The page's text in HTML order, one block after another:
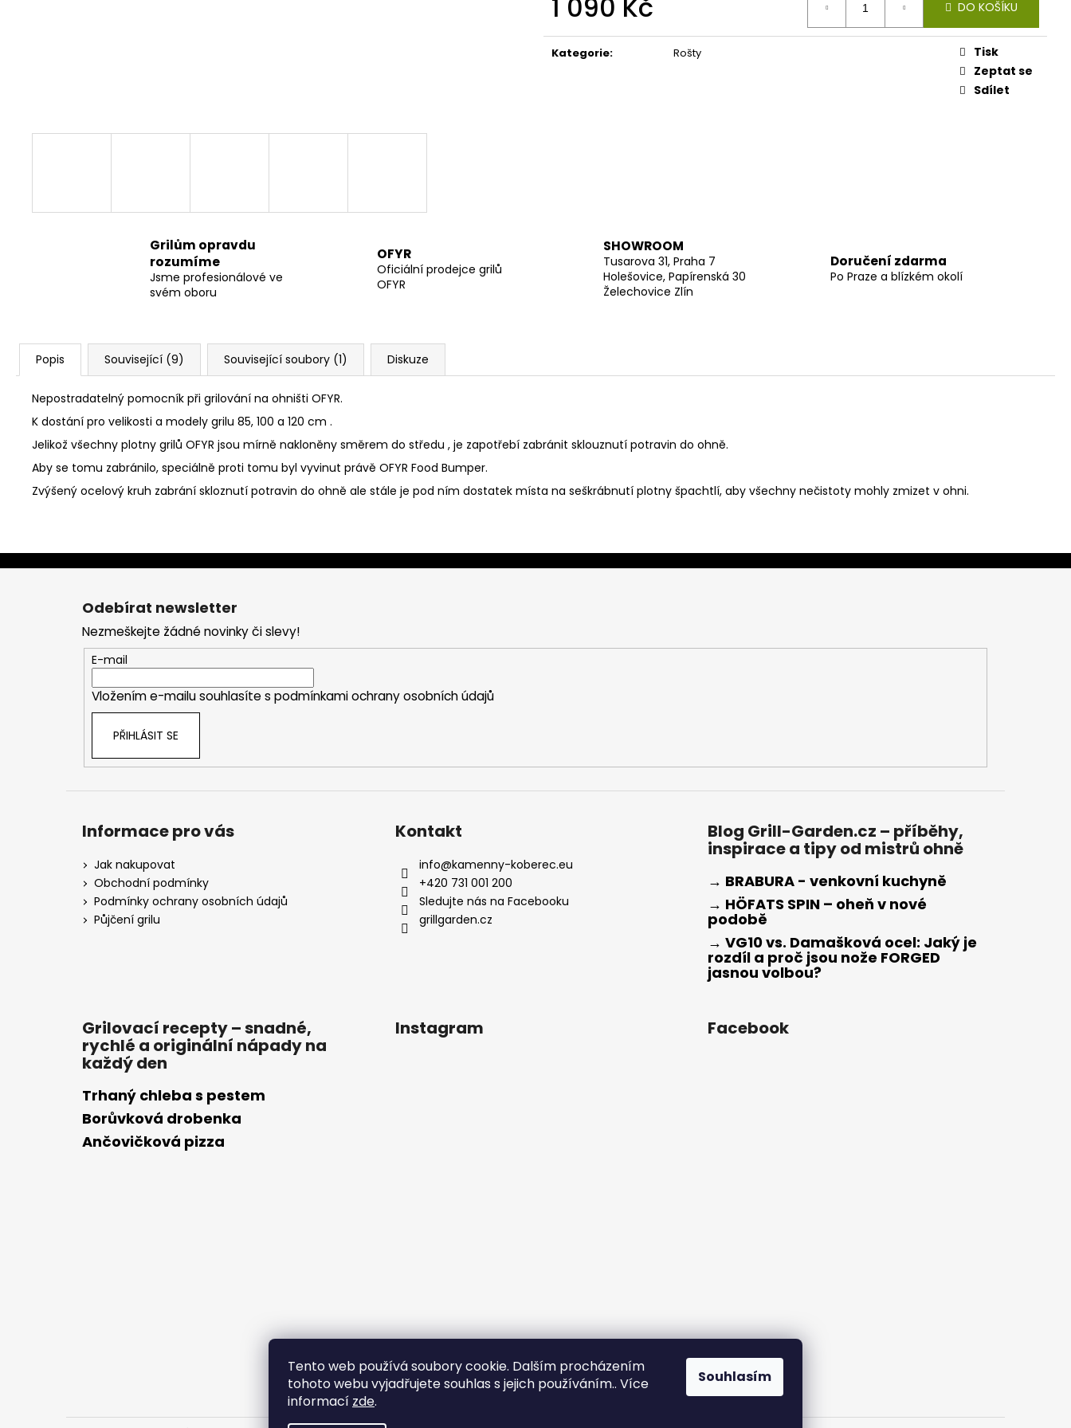
Tento web používá soubory cookie. Dalším procházením
tohoto webu vyjadřujete souhlas s jejich používáním.. Více
informací zde.
Souhlasím
1 090 Kč
cena:
DO KOŠÍKU
Kategorie: Rošty
Tisk
Zeptat se
Sdílet
Grilům opravdu
rozumíme
Jsme profesionálové ve
svém oboru
OFYR
Oficiální prodejce grilů
OFYR
SHOWROOM
Tusarova 31, Praha 7
Holešovice, Papírenská 30
Želechovice Zlín
Doručení zdarma
Po Praze a blízkém okolí
Popis Související (9) Související soubory (1) Diskuze
Nepostradatelný pomocník při grilování na ohništi OFYR.
K dostání pro velikosti a modely grilu 85, 100 a 120 cm .
Jelikož všechny plotny grilů OFYR jsou mírně nakloněny směrem do středu , je zapotřebí zabránit sklouznutí potravin do ohně.
Aby se tomu zabránilo, speciálně proti tomu byl vyvinut právě OFYR Food Bumper.
Zvýšený ocelový kruh zabrání skloznutí potravin do ohně ale stále je pod ním dostatek místa na seškrábnutí plotny špachtlí, aby všechny nečistoty mohly zmizet v ohni.
Z
Odebírat newsletter
Nezmeškejte žádné novinky či slevy!
E-mail
Vložením e-mailu souhlasíte s podmínkami ochrany osobních údajů
PŘIHLÁSIT SE
Informace pro vás
Jak nakupovat
Obchodní podmínky
Podmínky ochrany osobních údajů
Půjčení grilu
Kontakt
info@kamenny-koberec.eu
+420 731 001 200
Sledujte nás na Facebooku
grillgarden.cz
Blog Grill-Garden.cz – příběhy,
inspirace a tipy od mistrů ohně
→ BRABURA - venkovní kuchyně
→ HÖFATS SPIN – oheň v nové
podobě
→ VG10 vs. Damašková ocel: Jaký je
rozdíl a proč jsou nože FORGED
jasnou volbou?
Grilovací recepty – snadné,
rychlé a originální nápady na
každý den
Trhaný chleba s pestem
Borůvková drobenka
Ančovičková pizza
Instagram
Sledovat na Instagramu
Facebook